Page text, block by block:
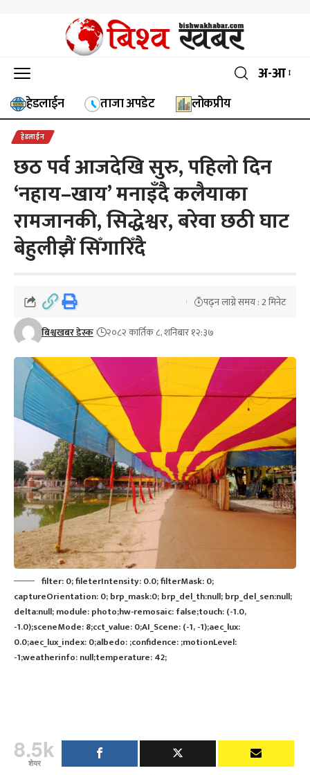
अ-आ
हेडलाईन ताजा अपडेट लोकप्रीय
हेडलाईन
छठ पर्व आजदेखि सुरु, पहिलो दिन
‘नहाय–खाय’ मनाइँदै कलैयाका
रामजानकी, सिद्धेश्वर, बरेवा छठी घाट
बेहुलीझैं सिँगारिँदै
बिश्वखबर डेस्क २०८२ कार्तिक ८, शनिबार १२:३७
पढ्न लाग्ने समय : 2 मिनेट
filter: 0; fileterIntensity: 0.0; filterMask: 0;
captureOrientation: 0; brp_mask:0; brp_del_th:null; brp_del_sen:null;
delta:null; module: photo;hw-remosaic: false;touch: (-1.0,
-1.0);sceneMode: 8;cct_value: 0;AI_Scene: (-1, -1);aec_lux:
0.0;aec_lux_index: 0;albedo: ;confidence: ;motionLevel:
-1;weatherinfo: null;temperature: 42;
8.5k
शेयर